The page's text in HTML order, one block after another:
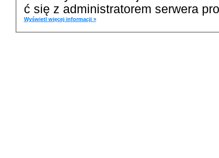
ć się z administratorem serwera
Wyświetl więcej informacji »